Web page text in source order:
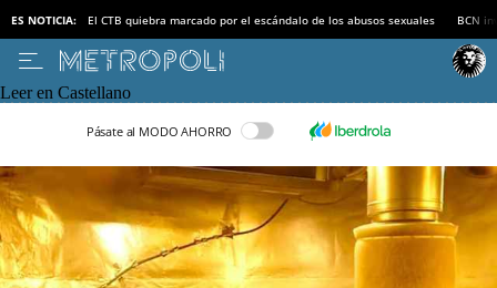
ES NOTICIA: El CTB quiebra marcado por el escándalo de los abusos sexuales BCN
Leer en Castellano
Pásate al MODO AHORRO